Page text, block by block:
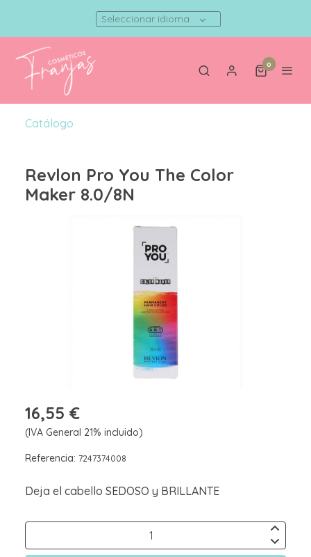
Seleccionar idioma
0
Catálogo
Revlon Pro You The Color
Maker 8.0/8N
16,55 €
(IVA General 21% incluido)
Referencia: 7247374008
Deja el cabello SEDOSO y BRILLANTE